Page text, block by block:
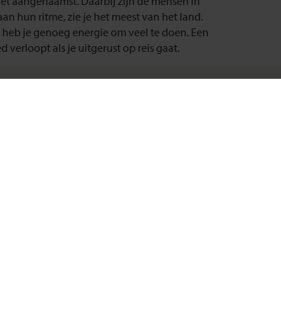
hun ritme, zie je het meest van het land.
je genoeg energie om veel te doen. Een
verloopt als je uitgerust op reis gaat.